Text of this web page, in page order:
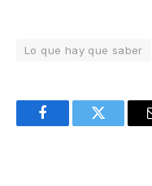
Lo que hay que saber
FacebookTwitter